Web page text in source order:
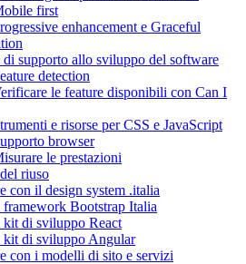
first
enhancement e Graceful
supporto allo sviluppo del software
detection
le feature disponibili con Can I
e risorse per CSS e JavaScript
browser
le prestazioni
riuso
con il design system .italia
Bootstrap Italia
di sviluppo React
kit di sviluppo Angular
con i modelli di sito e servizi